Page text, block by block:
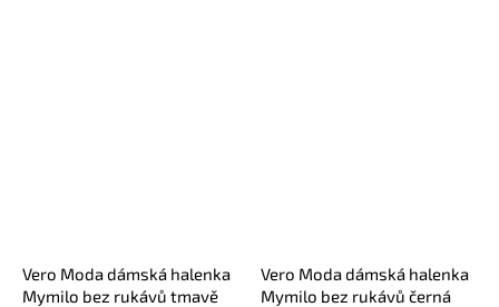
Vero Moda dámská halenka
Mymilo bez rukávů tmavě
Vero Moda dámská halenka
Mymilo bez rukávů černá